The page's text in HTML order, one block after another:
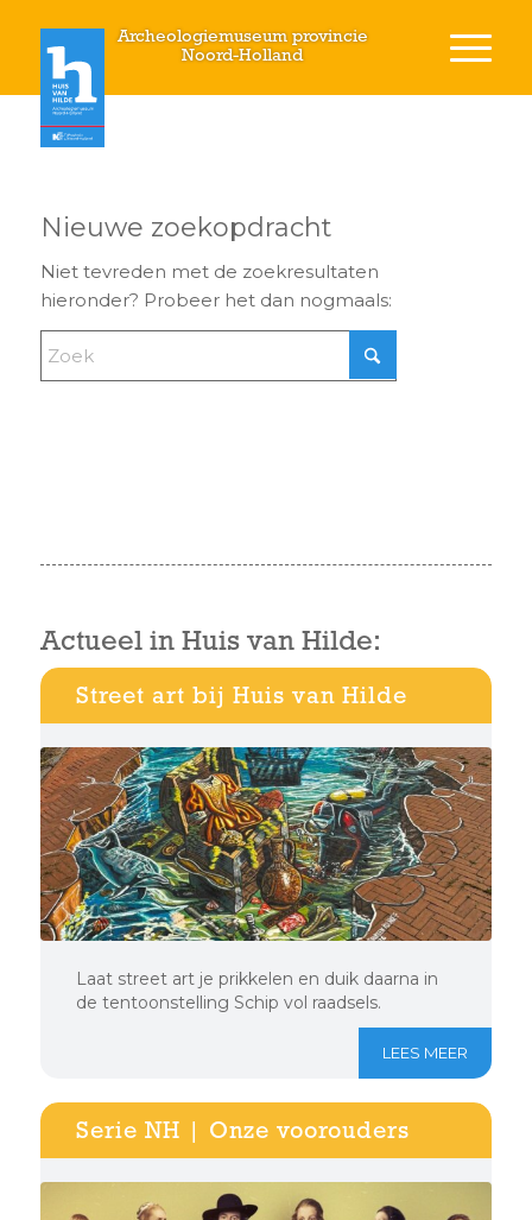
Archeologiemuseum provincie
Noord-Holland
Nieuwe zoekopdracht
Niet tevreden met de zoekresultaten
hieronder? Probeer het dan nogmaals:
Actueel in Huis van Hilde:
Street art bij Huis van Hilde
Laat street art je prikkelen en duik daarna in
de tentoonstelling Schip vol raadsels.
LEES MEER
Serie NH | Onze voorouders